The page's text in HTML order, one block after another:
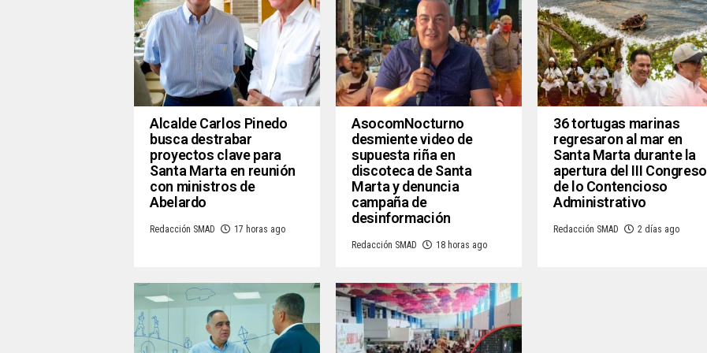
Alcalde Carlos Pinedo
busca destrabar
proyectos clave para
Santa Marta en reunión
con ministros de
Abelardo
Redacción SMAD 17 horas ago
AsocomNocturno
desmiente video de
supuesta riña en
discoteca de Santa
Marta y denuncia
campaña de
desinformación
Redacción SMAD 18 horas ago
36 tortugas marinas
regresaron al mar en
Santa Marta durante la
apertura del III Congreso
de lo Contencioso
Administrativo
Redacción SMAD 2 días ago